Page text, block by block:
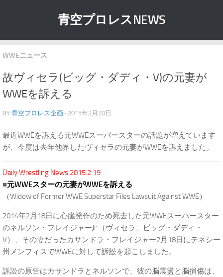
青空プロレスNEWS
WWEニュース
故ヴィセラ(ビッグ・ダディ・V)の元妻が
WWEを訴える
BY 青空プロレス企画 · 2015年2月20日
最近WWEを訴える元WWEスーパースターの話題が増えています
が、今度は去年他界したヴィセラの元妻がWWEを訴えました。
Daily Wrestling News 2015.2.19
■元WWEスターの元妻がWWEを訴える
（Widow of Former WWE Superstar Files Lawsuit Against WWE）
2014年2月18日に心臓発作のため死去した元WWEスーパースター
のネルソン・フレイジャーJr.（ヴィセラ、ビッグ・ダディ・
V）、その妻だったカサンドラ・フレイジャー2月18日にテネシー
州メンフィスでWWEに対して訴訟を起こしました。
訴訟の原告はカサンドラとネルソンで、彼の脳震盪と脳損傷は、